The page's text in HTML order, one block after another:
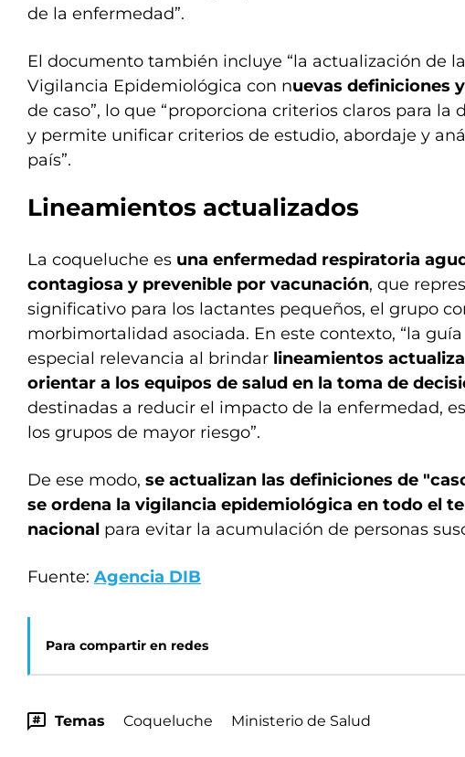
de la enfermedad”.
El documento también incluye “la actualización de
Vigilancia Epidemiológica con nuevas definiciones
de caso”, lo que “proporciona criterios claros para la
y permite unificar criterios de estudio, abordaje y
país”.
Lineamientos actualizados
La coqueluche es una enfermedad respiratoria
contagiosa y prevenible por vacunación, que
significativo para los lactantes pequeños, el grupo
morbimortalidad asociada. En este contexto, “la
especial relevancia al brindar lineamientos
orientar a los equipos de salud en la toma de
destinadas a reducir el impacto de la enfermedad,
los grupos de mayor riesgo”.
De ese modo, se actualizan las definiciones de
se ordena la vigilancia epidemiológica en todo el
nacional para evitar la acumulación de personas
Fuente: Agencia DIB
Para compartir en redes
Temas Coqueluche Ministerio de Salud